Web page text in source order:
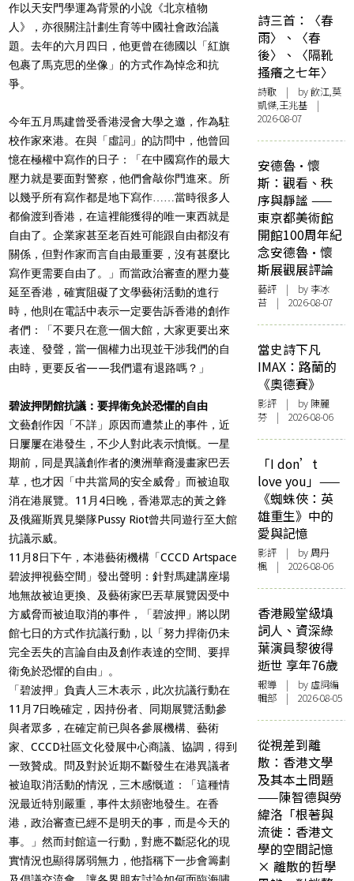
作以天安門學運為背景的小說《北京植物
人》，亦很關注計劃生育等中國社會政治議
題。去年的六月四日，他更曾在德國以「紅旗
包裹了馬克思的坐像」的方式作為悼念和抗
爭。
今年五月馬建曾受香港浸會大學之邀，作為駐
校作家來港。在與「虛詞」的訪問中，他曾回
憶在極權中寫作的日子：「在中國寫作的最大
壓力就是要面對警察，他們會敲你門進來。所
以幾乎所有寫作都是地下寫作……當時很多人
都偷渡到香港，在這裡能獲得的唯一東西就是
自由了。企業家甚至老百姓可能跟自由都沒有
關係，但對作家而言自由最重要，沒有甚麼比
寫作更需要自由了。」而當政治審查的壓力蔓
延至香港，確實阻礙了文學藝術活動的進行
時，他則在電話中表示一定要告訴香港的創作
者們：「不要只在意一個大館，大家更要出來
表達、發聲，當一個權力出現並干涉我們的自
由時，更要反省——我們還有退路嗎？」
碧波押閉館抗議：要捍衛免於恐懼的自由
文藝創作因「不詳」原因而遭禁止的事件，近
日屢屢在港發生，不少人對此表示憤慨。一星
期前，同是異議創作者的澳洲華裔漫畫家巴丟
草，也才因「中共當局的安全威脅」而被迫取
消在港展覽。11月4日晚，香港眾志的黃之鋒
及俄羅斯異見樂隊Pussy Riot曾共同遊行至大館
抗議示威。
11月8日下午，本港藝術機構「CCCD Artspace
碧波押視藝空間」發出聲明：針對馬建講座場
地無故被迫更換、及藝術家巴丟草展覽因受中
方威脅而被迫取消的事件，「碧波押」將以閉
館七日的方式作抗議行動，以「努力捍衛仍未
完全丟失的言論自由及創作表達的空間、要捍
衛免於恐懼的自由」。
「碧波押」負責人三木表示，此次抗議行動在
11月7日晚確定，因持份者、同期展覽活動參
與者眾多，在確定前已與各參展機構、藝術
家、CCCD社區文化發展中心商議、協調，得到
一致贊成。問及對於近期不斷發生在港異議者
被迫取消活動的情況，三木感慨道：「這種情
況最近特別嚴重，事件太頻密地發生。在香
港，政治審查已經不是明天的事，而是今天的
事。」然而封館這一行動，對應不斷惡化的現
實情況也顯得孱弱無力，他指稱下一步會籌劃
詩三首：〈春
雨〉、〈春
後〉、〈隔靴
搔癢之七年〉
詩歌 | by 飲江,莫
凱傑,王兆基 |
2026-08-07
安德魯·懷
斯：觀看、秩
序與靜謐 ——
東京都美術館
開館100周年紀
念安德魯·懷
斯展觀展評論
藝評 | by 李冰
苔 | 2026-08-07
當史詩下凡
IMAX：路蘭的
《奧德賽》
影評 | by 陳麗
芬 | 2026-08-06
「I don’t
love you」——
《蜘蛛俠：英
雄重生》中的
愛與記憶
影評 | by周丹
楓 | 2026-08-06
香港殿堂級填
詞人、資深綠
葉演員黎彼得
逝世 享年76歲
報導 | by 虛詞編
輯部 | 2026-08-05
從視差到離
散：香港文學
及其本土問題
——陳智德與勞
緯洛「根著與
流徙：香港文
學的空間記憶
× 離散的哲學